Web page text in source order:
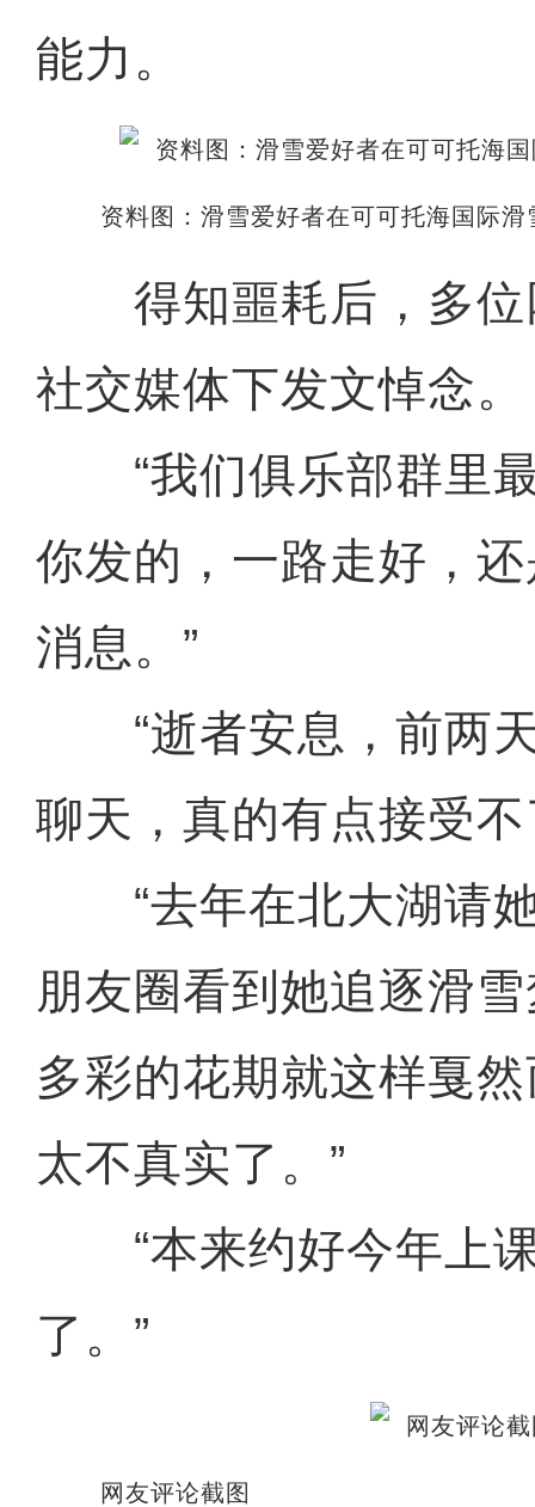
能力。
资料图：滑雪爱好者在可可托海国际
得知噩耗后，多位
社交媒体下发文悼念。
“我们俱乐部群里最
你发的，一路走好，
消息。”
“逝者安息，前两天
聊天，真的有点接受不
“去年在北大湖请她
朋友圈看到她追逐滑
多彩的花期就这样戛
太不真实了。”
“本来约好今年上
了。”
网友评论截图